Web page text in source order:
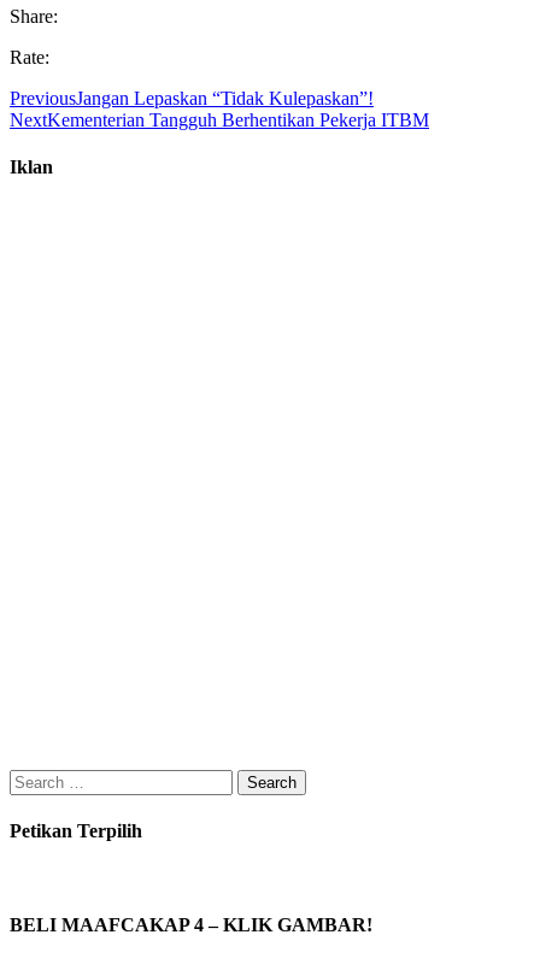
Share:
Rate:
PreviousJangan Lepaskan “Tidak Kulepaskan”!
NextKementerian Tangguh Berhentikan Pekerja ITBM
Iklan
Search
for:
Petikan Terpilih
BELI MAAFCAKAP 4 – KLIK GAMBAR!